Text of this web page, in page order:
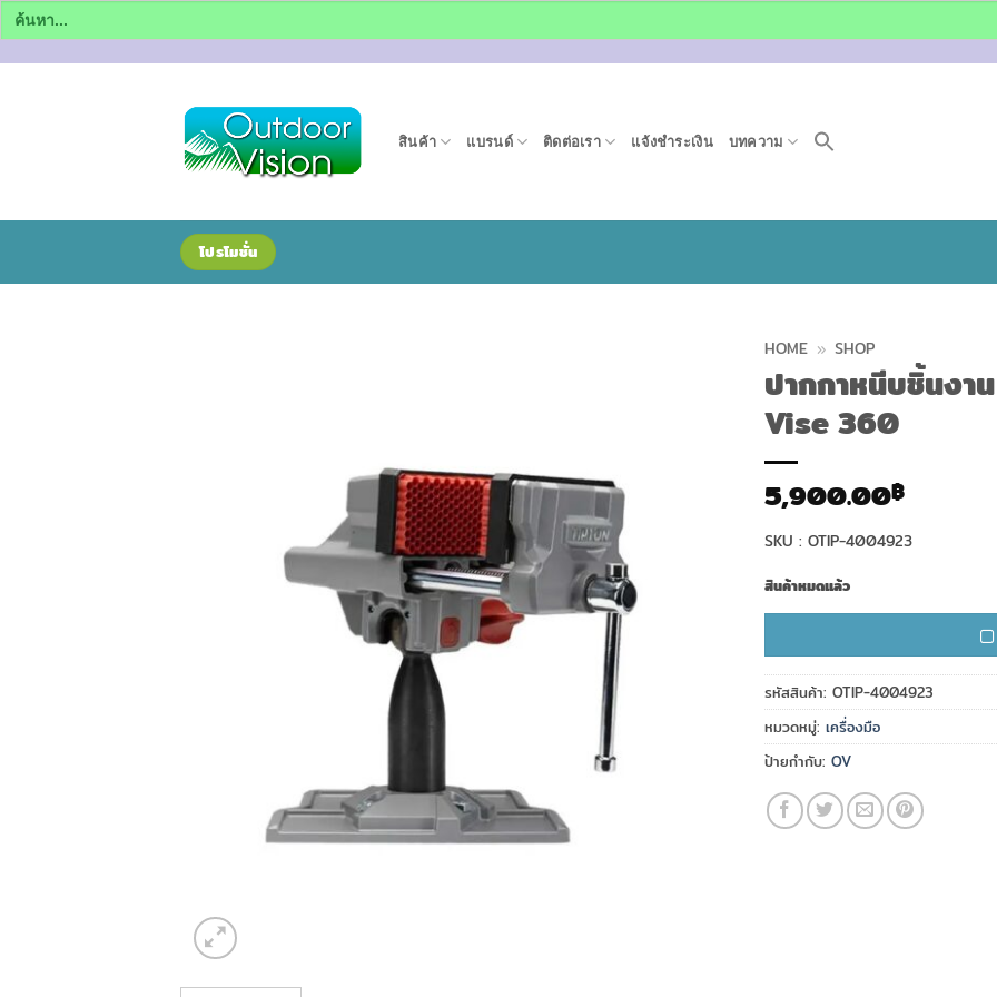
Search
for:
สินค้า แบรนด์ ติดต่อเรา แจ้งชำระเงิน บทความ
โปรโมชั่น
HOME » SHOP
ปากกาหนีบชิ้นง
Vise 360
5,900.00฿
SKU : OTIP-4004923
สินค้าหมดแล้ว
รหัสสินค้า: OTIP-4004923
หมวดหมู่: เครื่องมือ
ป้ายกำกับ: OV